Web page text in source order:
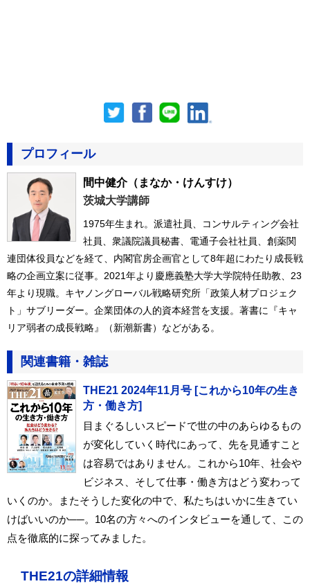
プロフィール
間中健介（まなか・けんすけ）
茨城大学講師
1975年生まれ。派遣社員、コンサルティング会社
社員、衆議院議員秘書、電通子会社社員、創薬関
連団体役員などを経て、内閣官房企画官として8年超にわたり成長戦
略の企画立案に従事。2021年より慶應義塾大学大学院特任助教、23
年より現職。キヤノングローバル戦略研究所「政策人材プロジェク
ト」サブリーダー。企業団体の人的資本経営を支援。著書に『キャ
リア弱者の成長戦略』（新潮新書）などがある。
関連書籍・雑誌
THE21 2024年11月号 [これから10年の生き
方・働き方]
目まぐるしいスピードで世の中のあらゆるもの
が変化していく時代にあって、先を見通すこと
は容易ではありません。これから10年、社会や
ビジネス、そして仕事・働き方はどう変わって
いくのか。またそうした変化の中で、私たちはいかに生きてい
けばいいのか──。10名の方々へのインタビューを通して、この
点を徹底的に探ってみました。
THE21の詳細情報